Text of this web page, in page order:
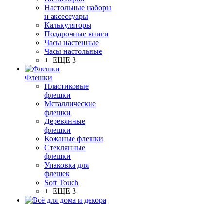
Настольные наборы
и аксессуары
Калькуляторы
Подарочные книги
Часы настенные
Часы настольные
+ ЕЩЕ 3
Флешки
Пластиковые
флешки
Металлические
флешки
Деревянные
флешки
Кожаные флешки
Стеклянные
флешки
Упаковка для
флешек
Soft Touch
+ ЕЩЕ 3